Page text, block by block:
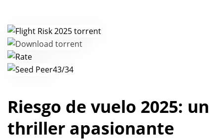
43/34
Riesgo de vuelo 2025: un
thriller apasionante